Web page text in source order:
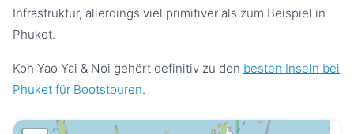
Infrastruktur, allerdings viel primitiver als zum Beispiel in
Phuket.
Koh Yao Yai & Noi gehört definitiv zu den besten Inseln bei
Phuket für Bootstouren.